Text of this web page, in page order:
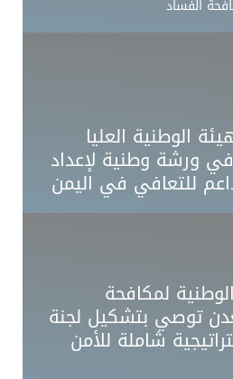
الفساد
الوطنية العليا
ورشة وطنية لإعداد
للتعافي في اليمن
لمكافحة
توصي بتشكيل لجنة
شاملة للأمن